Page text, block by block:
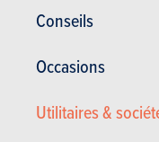
Conseils
Occasions
Utilitaires &
BMW Série 5